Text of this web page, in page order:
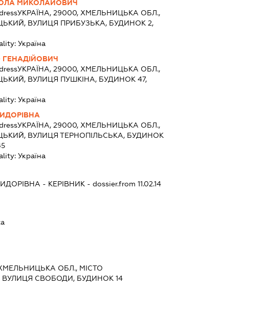
МИКОЛАЙОВИЧ
УКРАЇНА, 29000, ХМЕЛЬНИЦЬКА ОБЛ.,
ВУЛИЦЯ ПРИБУЗЬКА, БУДИНОК 2,
Україна
УКРАЇНА, 29000, ХМЕЛЬНИЦЬКА ОБЛ.,
ВУЛИЦЯ ПУШКІНА, БУДИНОК 47,
Україна
УКРАЇНА, 29000, ХМЕЛЬНИЦЬКА ОБЛ.,
ВУЛИЦЯ ТЕРНОПІЛЬСЬКА, БУДИНОК
Україна
- КЕРІВНИК - dossier.from 11.02.14
ОБЛ., МІСТО
СВОБОДИ, БУДИНОК 14